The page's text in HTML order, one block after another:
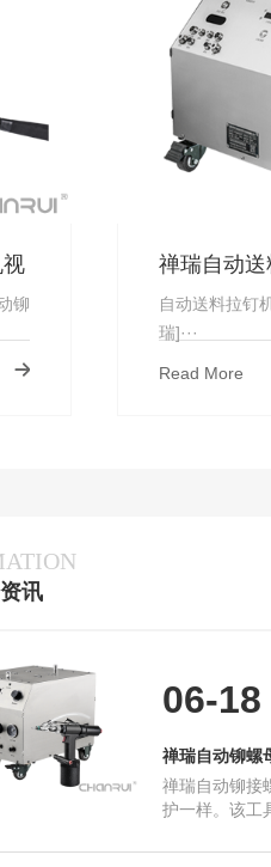
铆
禅瑞自动
自动送料拉钉
瑞]···
Read More
讯
06-18
禅瑞自动铆螺
禅瑞自动铆接
护一样。该工
因此，使用后
障怎么修？
枪铆接的原理及加工要求_禅瑞铆钉枪
在铆接上的原理及工艺上的要求
母枪应该如何正确的保养？
的常见问题是什么？
铆螺母枪和普通铆螺母枪的区别